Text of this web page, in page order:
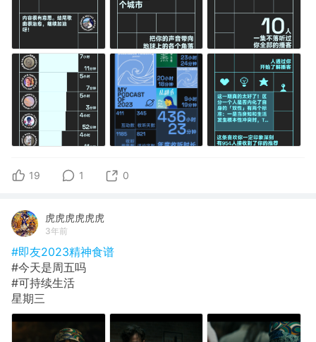
19 1 0
虎虎虎虎虎虎
3年前
#即友2023精神食谱
#今天是周五吗
#可持续生活
星期三